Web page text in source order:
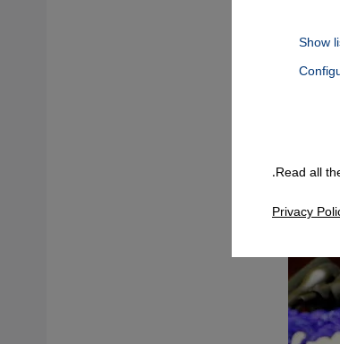
Show
Google Maps Embed, Google Tag Manager,
Read all
Privacy